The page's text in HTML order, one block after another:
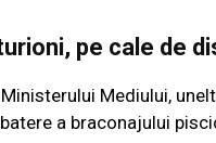
pe cale de
Mediului,
a braconajului